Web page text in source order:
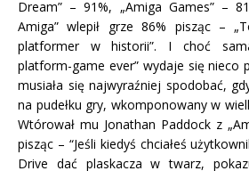
Dream” – 91%, „Amiga Games” –
Amiga” wlepił grze 86% pisząc –
platformer w historii”. I choć
platform-game ever” wydaje się nieco
musiała się najwyraźniej spodobać,
na pudełku gry, wkomponowany w
Wtórował mu Jonathan Paddock z
pisząc – “Jeśli kiedyś chciałeś
Drive dać plaskacza w twarz,